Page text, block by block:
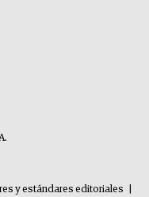
y estándares editoriales